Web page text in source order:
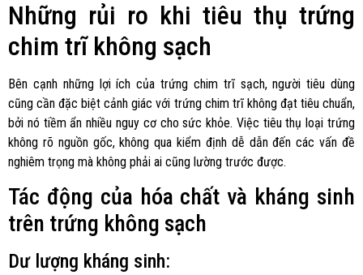
Những rủi ro khi tiêu thụ trứng
chim trĩ không sạch
Bên cạnh những lợi ích của trứng chim trĩ sạch, người tiêu dùng
cũng cần đặc biệt cảnh giác với trứng chim trĩ không đạt tiêu chuẩn,
bởi nó tiềm ẩn nhiều nguy cơ cho sức khỏe. Việc tiêu thụ loại trứng
không rõ nguồn gốc, không qua kiểm định dễ dẫn đến các vấn đề
nghiêm trọng mà không phải ai cũng lường trước được.
Tác động của hóa chất và kháng sinh
trên trứng không sạch
Dư lượng kháng sinh: